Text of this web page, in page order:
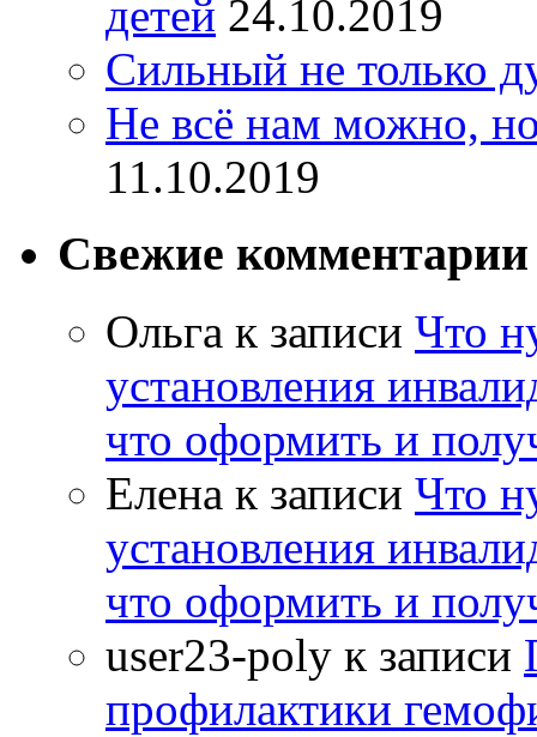
детей 24.10.2019
Сильный не только
Не всё нам можно,
11.10.2019
Свежие комментарии
Ольга к записи Что
установления
что оформить и
Елена к записи Что
установления
что оформить и
user23-poly к записи
профилактики